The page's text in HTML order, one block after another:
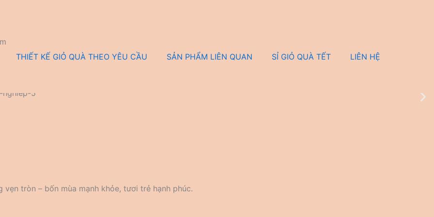
THIẾT KẾ GIỎ QUÀ THEO YÊU CẦU
SẢN PHẨM LIÊN QUAN SỈ GIỎ QUÀ TẾT LIÊN HỆ
tròn – bốn mùa mạnh khỏe, tươi trẻ hạnh phúc.